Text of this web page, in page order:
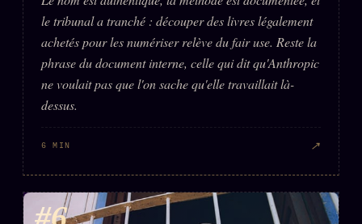
le tribunal a tranché : découper des livres légalement
achetés pour les numériser relève du fair use. Reste la
phrase du document interne, celle qui dit qu'Anthropic
ne voulait pas que l'on sache qu'elle travaillait là-
dessus.
6 MIN ↗